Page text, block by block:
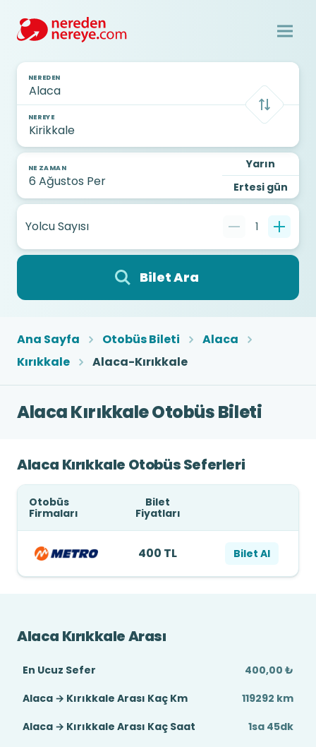
NEREDEN
NEREYE
NE ZAMAN
Yarın
Ertesi gün
Yolcu Sayısı 1
Bilet Ara
Ana Sayfa Otobüs Bileti
Alaca
Kırıkkale
Alaca-Kırıkkale
Alaca Kırıkkale Otobüs Bileti
Alaca Kırıkkale Otobüs Seferleri
Otobüs
Firmaları
Bilet
Fiyatları
400 TL Bilet Al
Alaca Kırıkkale Arası
En Ucuz Sefer
400,00 ₺
Alaca → Kırıkkale Arası Kaç Km
119292 km
Alaca → Kırıkkale Arası Kaç Saat
1sa 45dk